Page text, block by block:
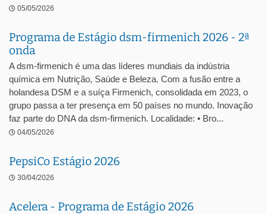
05/05/2026
Programa de Estágio dsm-firmenich 2026 - 2ª
onda
A dsm-firmenich é uma das líderes mundiais da indústria
química em Nutrição, Saúde e Beleza. Com a fusão entre a
holandesa DSM e a suíça Firmenich, consolidada em 2023, o
grupo passa a ter presença em 50 países no mundo. Inovação
faz parte do DNA da dsm-firmenich. Localidade: • Bro...
04/05/2026
PepsiCo Estágio 2026
30/04/2026
Acelera - Programa de Estágio 2026